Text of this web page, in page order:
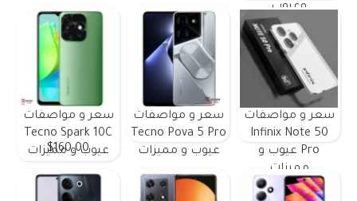
وعيوب
سعر و مواصفات
Infinix Note 50
Pro عيوب و
مميزات
سعر و مواصفات
Tecno Pova 5 Pro
عيوب و مميزات
سعر و مواصفات
Tecno Spark 10C
عيوب و مميزات
$160.00